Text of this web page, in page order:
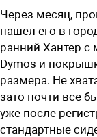
Через месяц,
нашел его в
ранний Хантер
Dymos и
размера. Не
зато почти все
уже после
стандартные